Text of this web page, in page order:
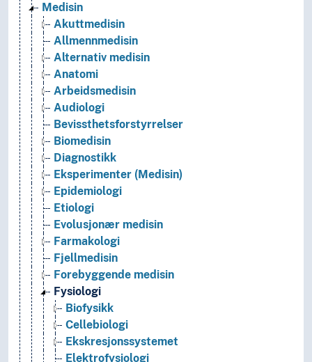
Medisin
Akuttmedisin
Allmennmedisin
Alternativ medisin
Anatomi
Arbeidsmedisin
Audiologi
Bevissthetsforstyrrelser
Biomedisin
Diagnostikk
Eksperimenter (Medisin)
Epidemiologi
Etiologi
Evolusjonær medisin
Farmakologi
Fjellmedisin
Forebyggende medisin
Fysiologi
Biofysikk
Cellebiologi
Ekskresjonssystemet
Elektrofysiologi